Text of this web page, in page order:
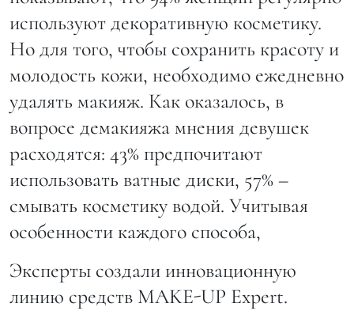
используют декоративную косметику.
Но для того, чтобы сохранить красоту и
молодость кожи, необходимо ежедневно
удалять макияж. Как оказалось, в
вопросе демакияжа мнения девушек
расходятся: 43% предпочитают
использовать ватные диски, 57% –
смывать косметику водой. Учитывая
особенности каждого способа,
Эксперты создали инновационную
линию средств MAKE-UP Expert.